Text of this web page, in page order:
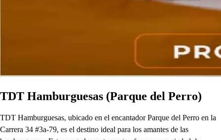
TDT Hamburguesas (Parque del Perro)
TDT Hamburguesas, ubicado en el encantador Parque del Perro en la
Carrera 34 #3a-79, es el destino ideal para los amantes de las